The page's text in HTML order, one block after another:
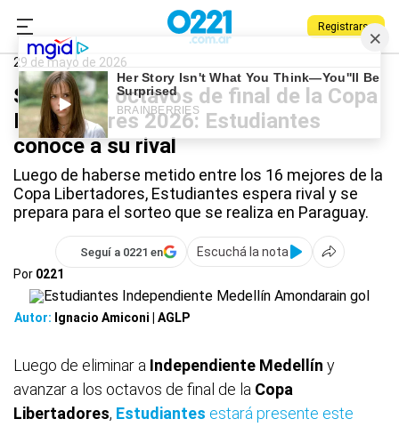
Registrarse
0221.com.ar Deportes
29 de mayo de 2026
Sorteo de octavos de final de la Copa
Libertadores 2026: Estudiantes
conoce a su rival
Luego de haberse metido entre los 16 mejores de la
Copa Libertadores, Estudiantes espera rival y se
prepara para el sorteo que se realiza en Paraguay.
Seguí a 0221 en
Escuchá la nota
Por 0221
Autor: Ignacio Amiconi | AGLP
Luego de eliminar a Independiente Medellín y
avanzar a los octavos de final de la Copa
Libertadores, Estudiantes estará presente este